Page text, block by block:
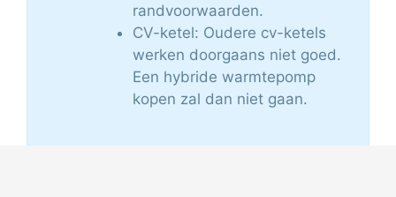
randvoorwaarden.
CV-ketel: Oudere cv-ketels
werken doorgaans niet goed.
Een hybride warmtepomp
kopen zal dan niet gaan.